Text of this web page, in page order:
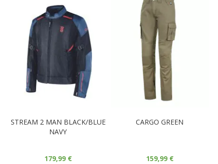
STREAM 2 MAN BLACK/BLUE
NAVY
179,99 €
CARGO GREEN
159,99 €